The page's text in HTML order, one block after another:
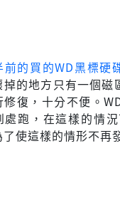
前的買的WD黑標硬
掉的地方只有一個
修復，十分不便。
處跑，在這樣的情
使這樣的情形不再